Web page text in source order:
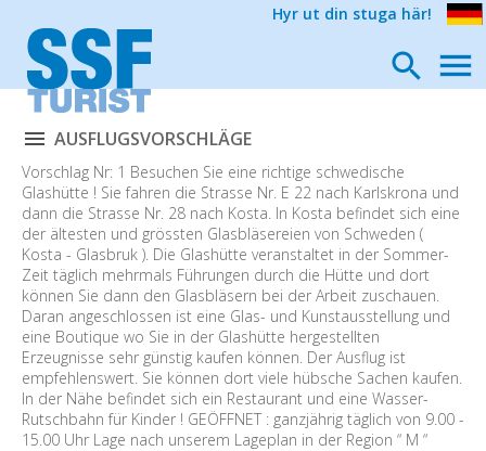
Hyr ut din stuga här!
AUSFLUGSVORSCHLÄGE
Vorschlag Nr: 1 Besuchen Sie eine richtige schwedische
Glashütte ! Sie fahren die Strasse Nr. E 22 nach Karlskrona und
dann die Strasse Nr. 28 nach Kosta. In Kosta befindet sich eine
der ältesten und grössten Glasbläsereien von Schweden (
Kosta - Glasbruk ). Die Glashütte veranstaltet in der Sommer-
Zeit täglich mehrmals Führungen durch die Hütte und dort
können Sie dann den Glasbläsern bei der Arbeit zuschauen.
Daran angeschlossen ist eine Glas- und Kunstausstellung und
eine Boutique wo Sie in der Glashütte hergestellten
Erzeugnisse sehr günstig kaufen können. Der Ausflug ist
empfehlenswert. Sie können dort viele hübsche Sachen kaufen.
In der Nähe befindet sich ein Restaurant und eine Wasser-
Rutschbahn für Kinder ! GEÖFFNET : ganzjährig täglich von 9.00 -
15.00 Uhr Lage nach unserem Lageplan in der Region “ M “